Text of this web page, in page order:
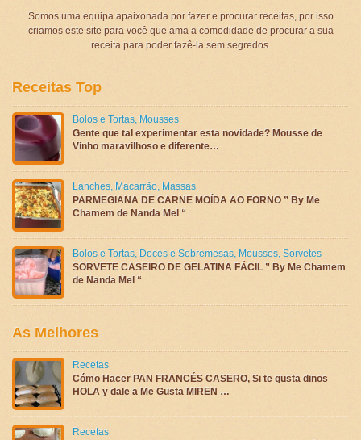
Somos uma equipa apaixonada por fazer e procurar receitas, por isso
criamos este site para você que ama a comodidade de procurar a sua
receita para poder fazê-la sem segredos.
Receitas Top
Bolos e Tortas, Mousses
Gente que tal experimentar esta novidade? Mousse de
Vinho maravilhoso e diferente…
Lanches, Macarrão, Massas
PARMEGIANA DE CARNE MOÍDA AO FORNO ” By Me
Chamem de Nanda Mel “
Bolos e Tortas, Doces e Sobremesas, Mousses, Sorvetes
SORVETE CASEIRO DE GELATINA FÁCIL ” By Me Chamem
de Nanda Mel “
As Melhores
Recetas
Cómo Hacer PAN FRANCÉS CASERO, Si te gusta dinos
HOLA y dale a Me Gusta MIREN …
Recetas